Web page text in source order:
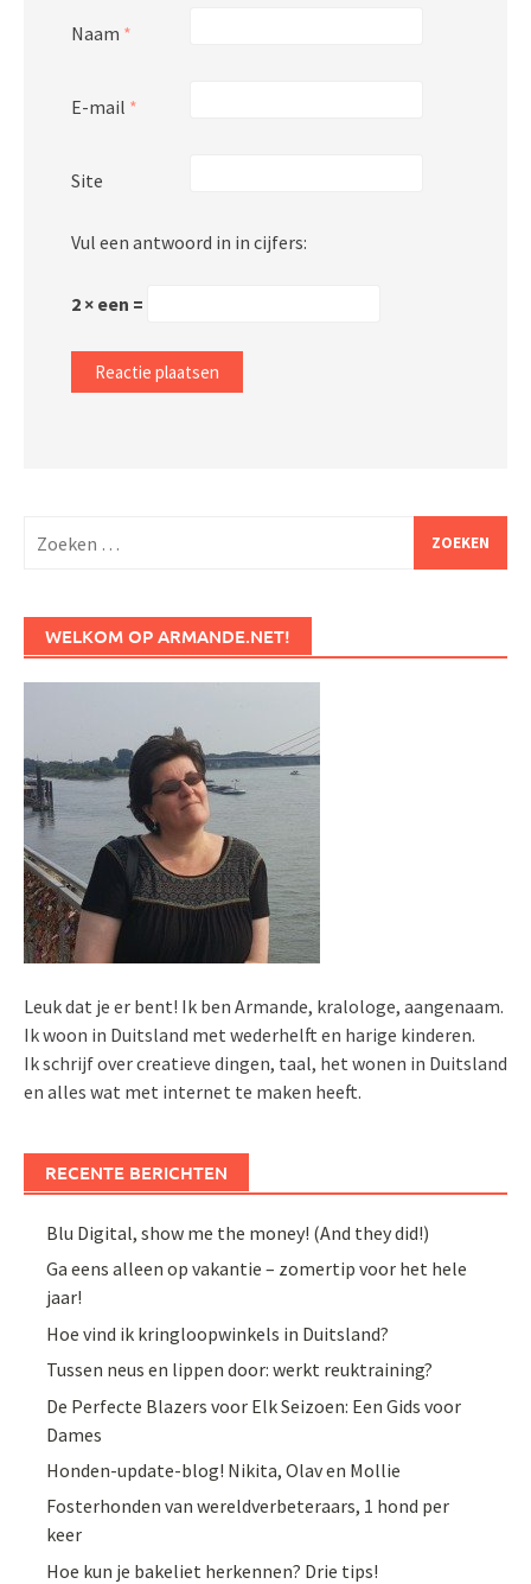
Naam *
E-mail *
Site
Vul een antwoord in in cijfers:
2 × een =
naar:
WELKOM OP ARMANDE.NET!
Leuk dat je er bent! Ik ben Armande, kralologe, aangenaam.
Ik woon in Duitsland met wederhelft en harige kinderen.
Ik schrijf over creatieve dingen, taal, het wonen in Duitsland
en alles wat met internet te maken heeft.
RECENTE BERICHTEN
Blu Digital, show me the money! (And they did!)
Ga eens alleen op vakantie – zomertip voor het hele
jaar!
Hoe vind ik kringloopwinkels in Duitsland?
Tussen neus en lippen door: werkt reuktraining?
De Perfecte Blazers voor Elk Seizoen: Een Gids voor
Dames
Honden-update-blog! Nikita, Olav en Mollie
Fosterhonden van wereldverbeteraars, 1 hond per
keer
Hoe kun je bakeliet herkennen? Drie tips!